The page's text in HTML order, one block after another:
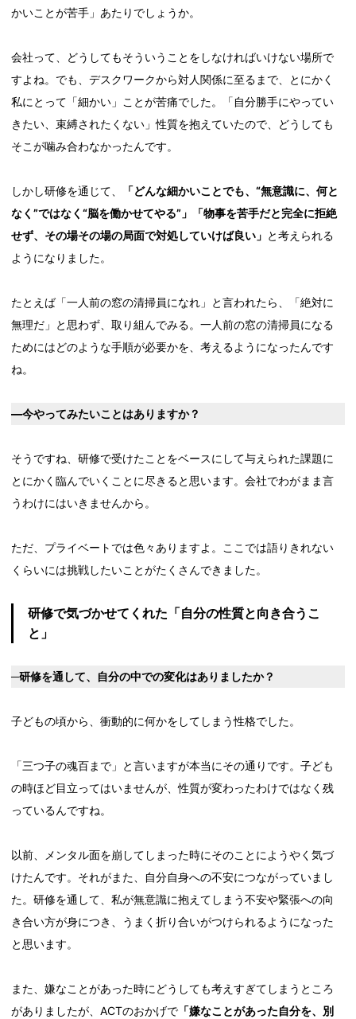
かいことが苦手」あたりでしょうか。
会社って、どうしてもそういうことをしなければいけない場所で
すよね。でも、デスクワークから対人関係に至るまで、とにかく
私にとって「細かい」ことが苦痛でした。「自分勝手にやってい
きたい、束縛されたくない」性質を抱えていたので、どうしても
そこが噛み合わなかったんです。
しかし研修を通じて、
「どんな細かいことでも、“無意識に、何と
なく”ではなく“脳を働かせてやる”」「物事を苦手だと完全に拒絶
せず、その場その場の局面で対処していけば良い」 と考えられる
ようになりました。
たとえば「一人前の窓の清掃員になれ」と言われたら、「絶対に
無理だ」と思わず、取り組んでみる。一人前の窓の清掃員になる
ためにはどのような手順が必要かを、考えるようになったんです
ね。
―今やってみたいことはありますか？
そうですね、研修で受けたことをベースにして与えられた課題に
とにかく臨んでいくことに尽きると思います。会社でわがまま言
うわけにはいきませんから。
ただ、プライベートでは色々ありますよ。ここでは語りきれない
くらいには挑戦したいことがたくさんできました。
研修で気づかせてくれた「自分の性質と向き合うこ
と」
─研修を通して、自分の中での変化はありましたか？
子どもの頃から、衝動的に何かをしてしまう性格でした。
「三つ子の魂百まで」と言いますが本当にその通りです。子ども
の時ほど目立ってはいませんが、性質が変わったわけではなく残
っているんですね。
以前、メンタル面を崩してしまった時にそのことにようやく気づ
けたんです。それがまた、自分自身への不安につながっていまし
た。研修を通して、私が無意識に抱えてしまう不安や緊張への向
き合い方が身につき、うまく折り合いがつけられるようになった
と思います。
また、嫌なことがあった時にどうしても考えすぎてしまうところ
がありましたが、ACTのおかげで 「嫌なことがあった自分を、別